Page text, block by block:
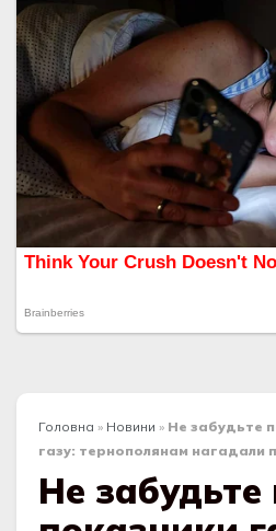
Головна » Новини » Не забудьте
газу: тернополянам нагадали
Не